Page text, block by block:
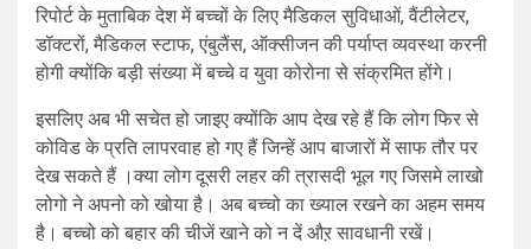
रिपोर्ट के मुताबिक देश में बच्चों के लिए मैडिकल सुविधाओं, वैंटीलेटर,
डॉक्टरों, मैडिकल स्टाफ, एंबुलैंस, ऑक्सीजन की पर्याप्त व्यवस्था करनी
होगी क्योंकि बड़ी संख्या में बच्चे व युवा कोरोना से संक्रमित होंगे।
इसलिए अब भी सचेत हो जाइए क्योंकि आप देख रहे हैं कि लोग फिर से
कोविड के प्रति लापरवाह हो गए हैं जिन्हें आप बाजारों में साफ तौर पर
देख सकते हैं ।क्या लोग दूसरी लहर की त्रासदी भूल गए जिसमे लाखो
लोगो ने अपनो को खोया है। अब बच्चो का ख्याल रखने का अहम समय
है। बच्चो को बहार की चीजें खाने को न दें औऱ सावधानी रखें।